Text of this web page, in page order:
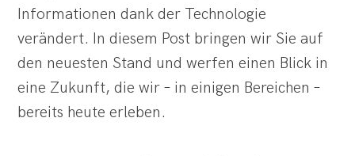
Informationen dank der Technologie
verändert. In diesem Post bringen wir Sie auf
den neuesten Stand und werfen einen Blick in
eine Zukunft, die wir – in einigen Bereichen –
bereits heute erleben.